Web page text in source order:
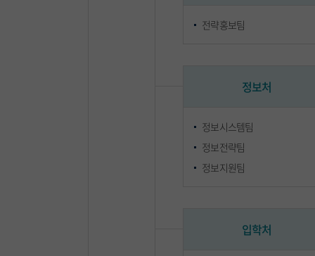
전략홍보팀
정보처
정보시스템팀
정보전략팀
정보지원팀
입학처